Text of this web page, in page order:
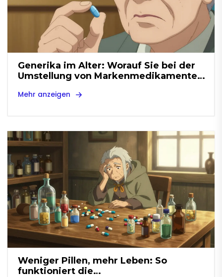
Generika im Alter: Worauf Sie bei der
Umstellung von Markenmedikamenten
Mehr anzeigen
Weniger Pillen, mehr Leben: So
funktioniert die